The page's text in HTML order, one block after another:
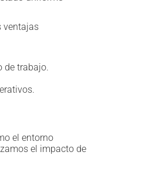
ventajas
de trabajo.
el entorno
el impacto de